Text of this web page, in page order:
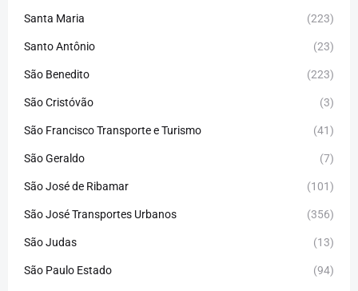
Santa Maria (223)
Santo Antônio (23)
São Benedito (223)
São Cristóvão (3)
São Francisco Transporte e Turismo (41)
São Geraldo (7)
São José de Ribamar (101)
São José Transportes Urbanos (356)
São Judas (13)
São Paulo Estado (94)